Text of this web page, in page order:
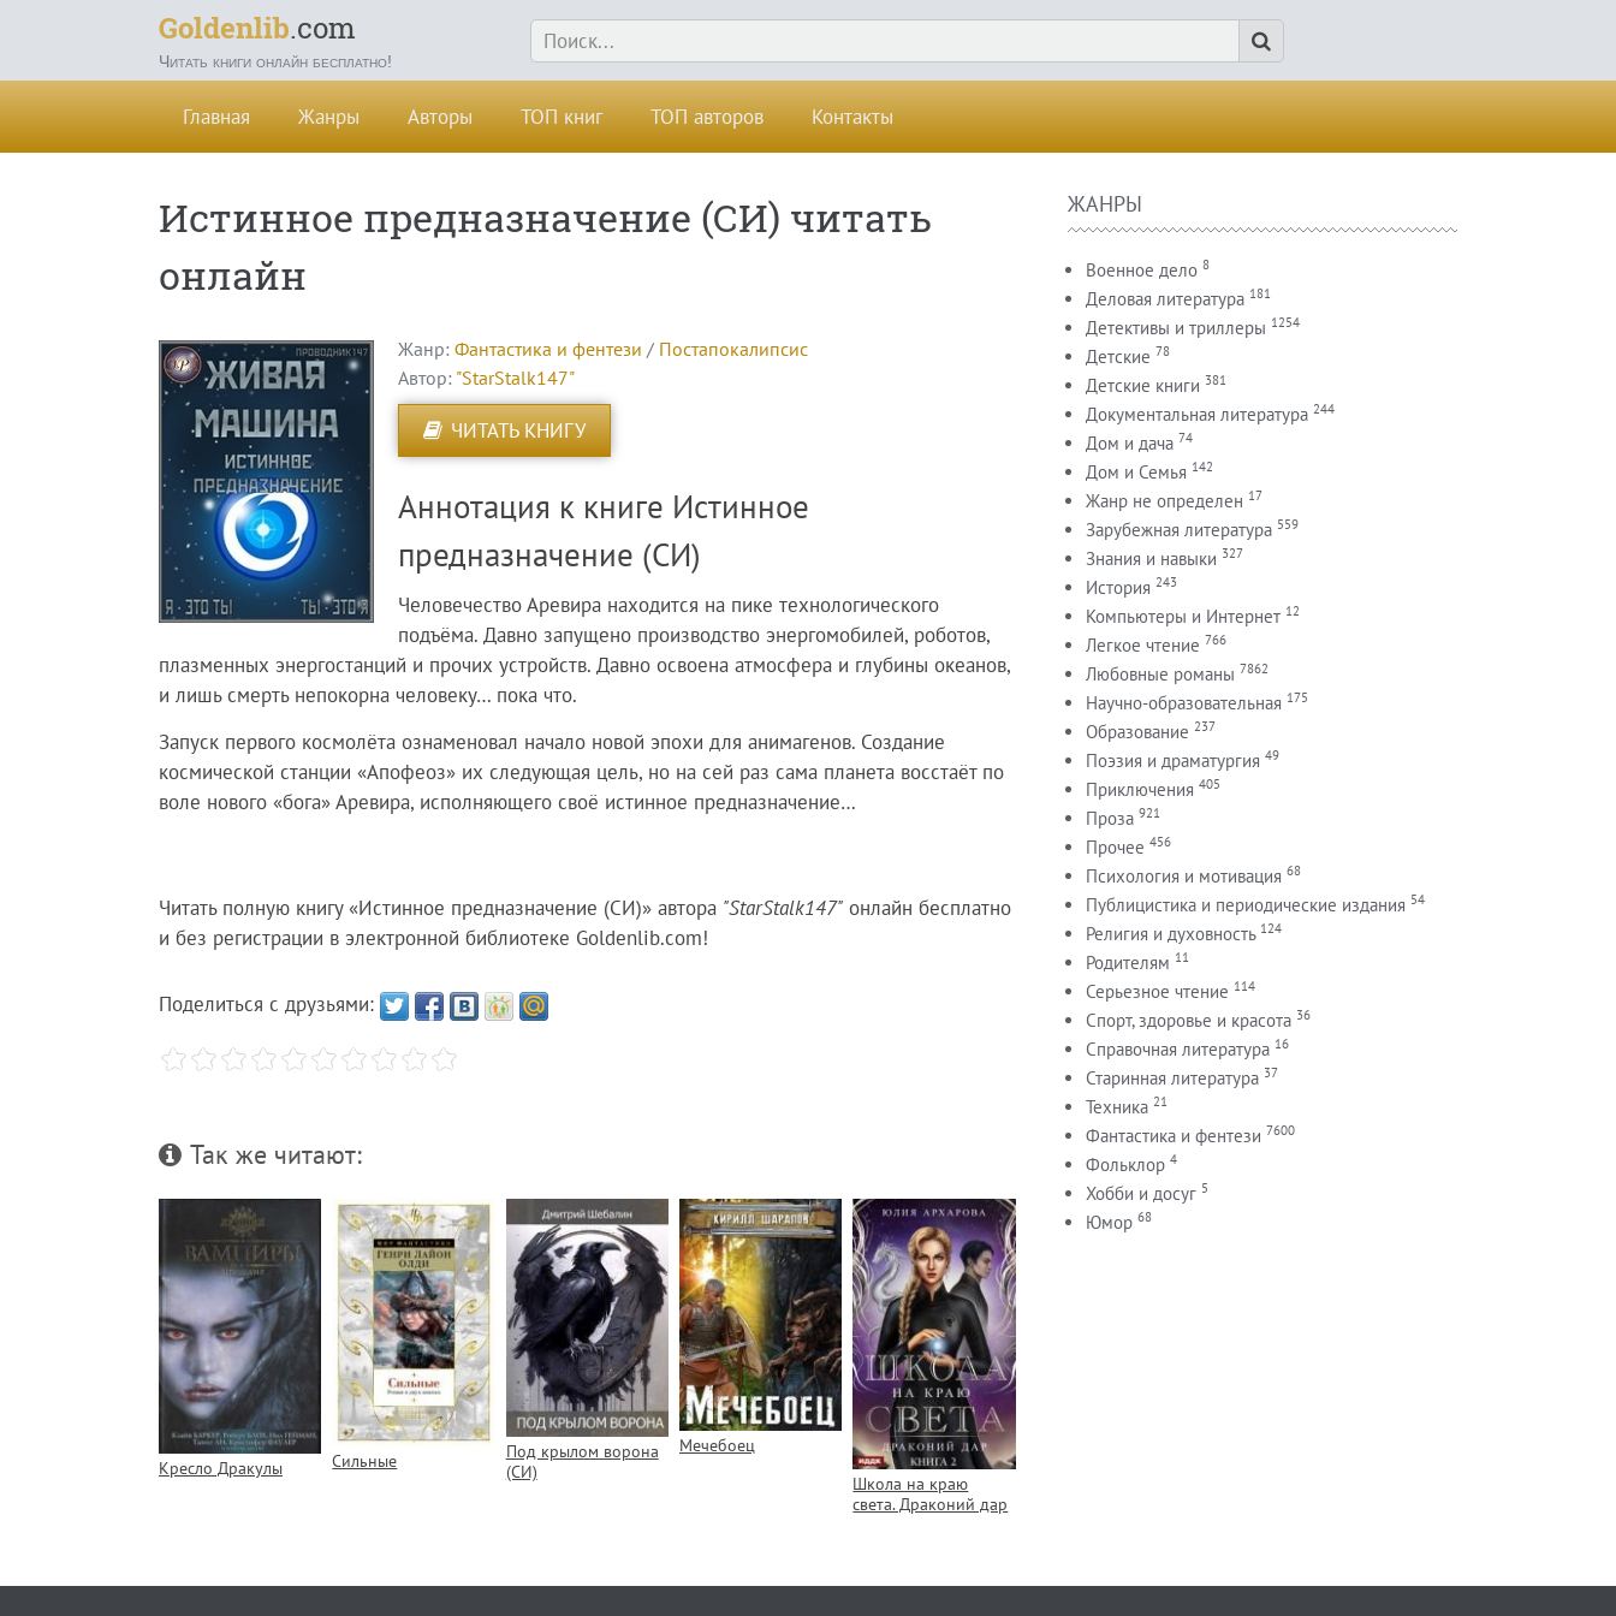
Goldenlib.com
Читать книги онлайн бесплатно!
Главная Жанры Авторы ТОП книг ТОП авторов Контакты
Истинное предназначение (СИ) читать
онлайн
Жанр: Фантастика и фентези / Постапокалипсис
Автор: "StarStalk147"
ЧИТАТЬ КНИГУ
Аннотация к книге Истинное
предназначение (СИ)
Человечество Аревира находится на пике технологического
подъёма. Давно запущено производство энергомобилей, роботов,
плазменных энергостанций и прочих устройств. Давно освоена атмосфера и глубины океанов,
и лишь смерть непокорна человеку… пока что.
Запуск первого космолёта ознаменовал начало новой эпохи для анимагенов. Создание
космической станции «Апофеоз» их следующая цель, но на сей раз сама планета восстаёт по
воле нового «бога» Аревира, исполняющего своё истинное предназначение…
Читать полную книгу «Истинное предназначение (СИ)» автора "StarStalk147" онлайн бесплатно
и без регистрации в электронной библиотеке Goldenlib.com!
Поделиться с друзьями:
Так же читают:
Кресло Дракулы Сильные
Под крылом ворона
(СИ)
Мечебоец
Школа на краю
света. Драконий дар
ЖАНРЫ
Военное дело 8
Деловая литература 181
Детективы и триллеры 1254
Детские 78
Детские книги 381
Документальная литература 244
Дом и дача 74
Дом и Семья 142
Жанр не определен 17
Зарубежная литература 559
Знания и навыки 327
История 243
Компьютеры и Интернет 12
Легкое чтение 766
Любовные романы 7862
Научно-образовательная 175
Образование 237
Поэзия и драматургия 49
Приключения 405
Проза 921
Прочее 456
Психология и мотивация 68
Публицистика и периодические издания 54
Религия и духовность 124
Родителям 11
Серьезное чтение 114
Спорт, здоровье и красота 36
Справочная литература 16
Старинная литература 37
Техника 21
Фантастика и фентези 7600
Фольклор 4
Хобби и досуг 5
Юмор 68